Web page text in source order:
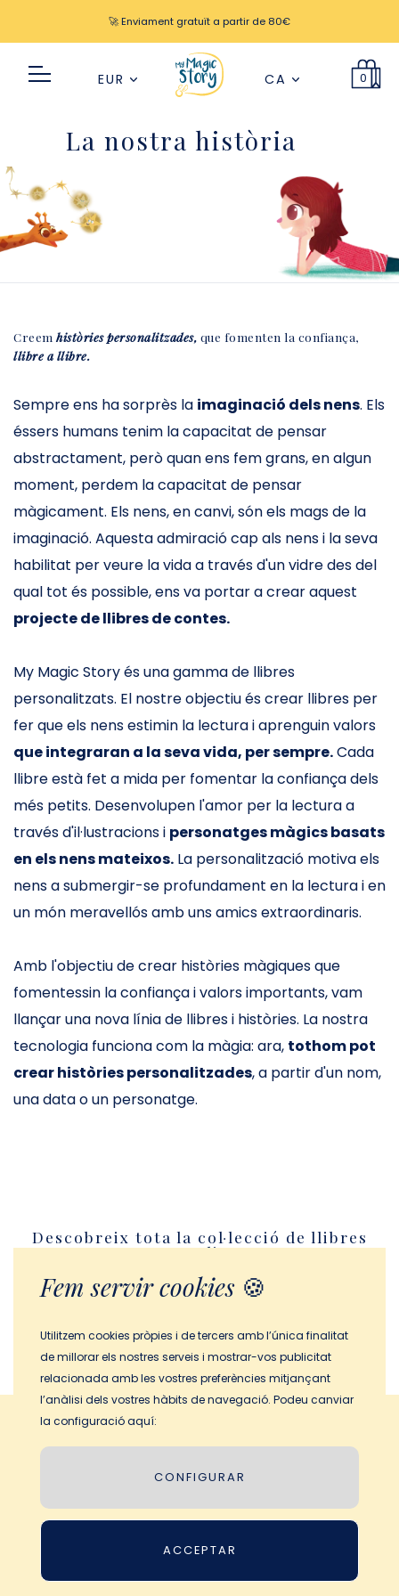
🚀 Enviament gratuït a partir de 80€
EUR CA 0
La nostra història
Creem històries personalitzades, que fomenten la confiança,
llibre a llibre.
Sempre ens ha sorprès la imaginació dels nens. Els
éssers humans tenim la capacitat de pensar
abstractament, però quan ens fem grans, en algun
moment, perdem la capacitat de pensar
màgicament. Els nens, en canvi, són els mags de la
imaginació. Aquesta admiració cap als nens i la seva
habilitat per veure la vida a través d'un vidre des del
qual tot és possible, ens va portar a crear aquest
projecte de llibres de contes.
My Magic Story és una gamma de llibres
personalitzats. El nostre objectiu és crear llibres per
fer que els nens estimin la lectura i aprenguin valors
que integraran a la seva vida, per sempre.Cada
llibre està fet a mida per fomentar la confiança dels
més petits. Desenvolupen l'amor per la lectura a
través d'il·lustracions i personatges màgics basats
en els nens mateixos. La personalització motiva els
nens a submergir-se profundament en la lectura i en
un món meravellós amb uns amics extraordinaris.
Amb l'objectiu de crear històries màgiques que
fomentessin la confiança i valors importants, vam
llançar una nova línia de llibres i històries. La nostra
tecnologia funciona com la màgia: ara, tothom pot
crear històries personalitzades, a partir d'un nom,
una data o un personatge.
Descobreix tota la col·lecció de llibres
personalitzats
Política de cookies
Fem servir cookies 🍪
Utilitzem cookies pròpies i de tercers amb l’única finalitat
de millorar els nostres serveis i mostrar-vos publicitat
relacionada amb les vostres preferències mitjançant
l’anàlisi dels vostres hàbits de navegació. Podeu canviar
la configuració aquí:
CONFIGURAR
ACCEPTAR